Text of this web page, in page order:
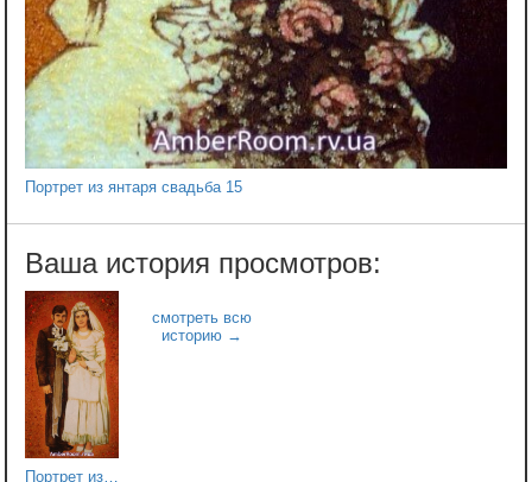
Портрет из янтаря свадьба 15
Портрет из янтаря свадьба 06